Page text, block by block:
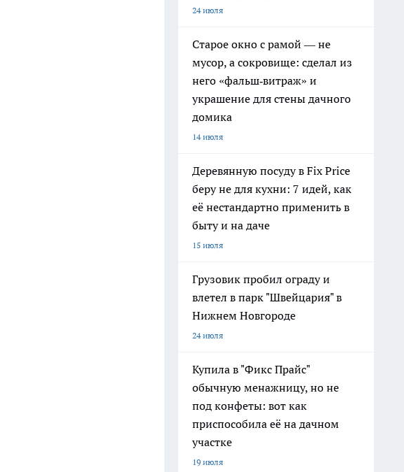
24 июля
Старое окно с рамой — не
мусор, а сокровище: сделал из
него «фальш‑витраж» и
украшение для стены дачного
домика
14 июля
Деревянную посуду в Fix Price
беру не для кухни: 7 идей, как
её нестандартно применить в
быту и на даче
15 июля
Грузовик пробил ограду и
влетел в парк "Швейцария" в
Нижнем Новгороде
24 июля
Купила в "Фикс Прайс"
обычную менажницу, но не
под конфеты: вот как
приспособила её на дачном
участке
19 июля